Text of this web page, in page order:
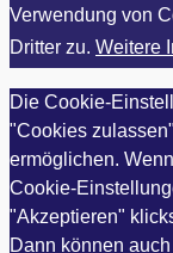
Verwendung von
Dritter zu. Weitere
Die Cookie-
"Cookies
ermöglichen.
Cookie-
"Akzeptieren"
Dann können